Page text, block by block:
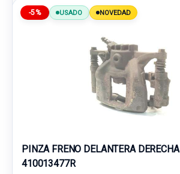
-5% USADO NOVEDAD
PINZA FRENO DELANTERA DERECHA
410013477R